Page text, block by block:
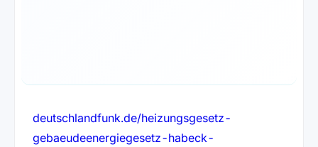
deutschlandfunk.de/heizungsgesetz-
gebaeudeenergiegesetz-habeck-